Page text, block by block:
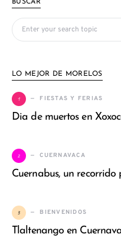
BUSCAR
Search for:
LO MEJOR DE MORELOS
1 FIESTAS Y FERIAS
Dia de muertos en
2 CUERNAVACA
Cuernabus, un recorrido
3 BIENVENIDOS
Tlaltenango en